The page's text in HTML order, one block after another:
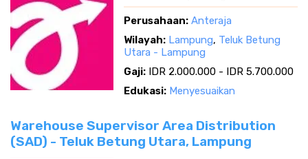
Perusahaan: Anteraja
Wilayah: Lampung, Teluk Betung
Utara - Lampung
Gaji: IDR 2.000.000 - IDR 5.700.000
Edukasi: Menyesuaikan
Warehouse Supervisor Area Distribution
(SAD) - Teluk Betung Utara, Lampung